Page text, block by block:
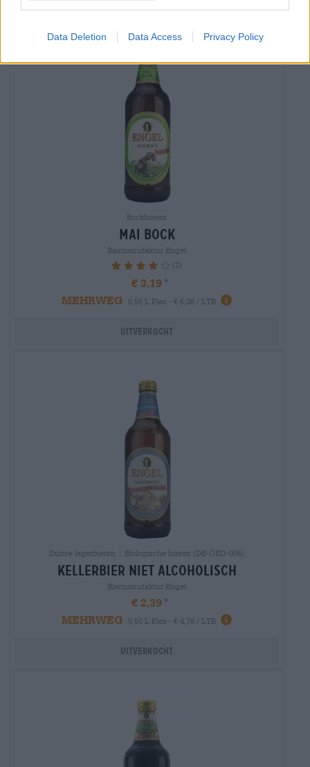
Data Deletion Data Access Privacy Policy
Bockbieren
mai bock
Biermanufaktur Engel
80% (2)
€ 3,19
MEHRWEG
0,50 L Fles - € 6,38 / LTR
Uitverkocht
Duitse lagerbieren | Biologische bieren (DE-ÖKO-006)
kellerbier niet alcoholisch
Biermanufaktur Engel
€ 2,39
MEHRWEG
0,50 L Fles - € 4,78 / LTR
Uitverkocht